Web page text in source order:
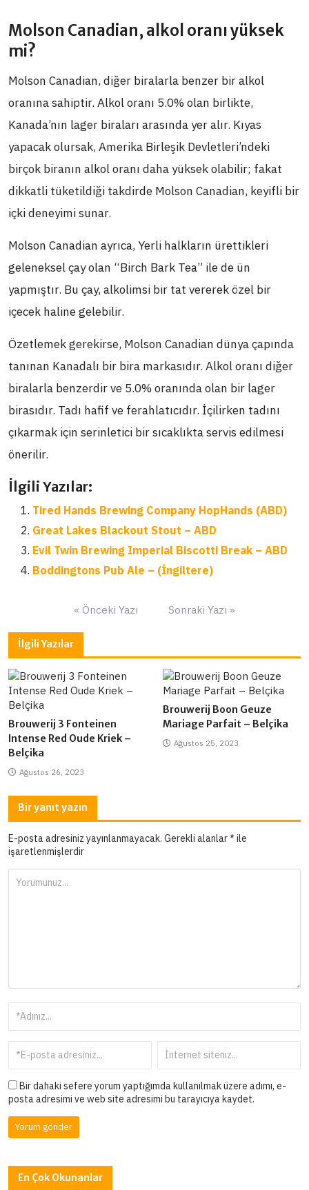
Molson Canadian, alkol oranı yüksek
mi?
Molson Canadian, diğer biralarla benzer bir alkol
oranına sahiptir. Alkol oranı 5.0% olan birlikte,
Kanada’nın lager biraları arasında yer alır. Kıyas
yapacak olursak, Amerika Birleşik Devletleri’ndeki
birçok biranın alkol oranı daha yüksek olabilir; fakat
dikkatli tüketildiği takdirde Molson Canadian, keyifli bir
içki deneyimi sunar.
Molson Canadian ayrıca, Yerli halkların ürettikleri
geleneksel çay olan “Birch Bark Tea” ile de ün
yapmıştır. Bu çay, alkolimsi bir tat vererek özel bir
içecek haline gelebilir.
Özetlemek gerekirse, Molson Canadian dünya çapında
tanınan Kanadalı bir bira markasıdır. Alkol oranı diğer
biralarla benzerdir ve 5.0% oranında olan bir lager
birasıdır. Tadı hafif ve ferahlatıcıdır. İçilirken tadını
çıkarmak için serinletici bir sıcaklıkta servis edilmesi
önerilir.
İlgili Yazılar:
Tired Hands Brewing Company HopHands (ABD)
Great Lakes Blackout Stout – ABD
Evil Twin Brewing Imperial Biscotti Break – ABD
Boddingtons Pub Ale – (İngiltere)
« Önceki Yazı Sonraki Yazı »
İlgili Yazılar
Brouwerij 3 Fonteinen
Intense Red Oude Kriek –
Belçika
Ağustos 26, 2023
Brouwerij Boon Geuze
Mariage Parfait – Belçika
Ağustos 25, 2023
Bir yanıt yazın
E-posta adresiniz yayınlanmayacak. Gerekli alanlar* ile
işaretlenmişlerdir
Bir dahaki sefere yorum yaptığımda kullanılmak üzere adımı, e-
posta adresimi ve web site adresimi bu tarayıcıya kaydet.
En Çok Okunanlar